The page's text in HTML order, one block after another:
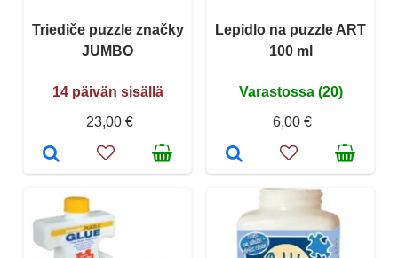
Triediče puzzle značky
JUMBO
14 päivän sisällä
23,00 €
Lepidlo na puzzle ART
100 ml
Varastossa (20)
6,00 €